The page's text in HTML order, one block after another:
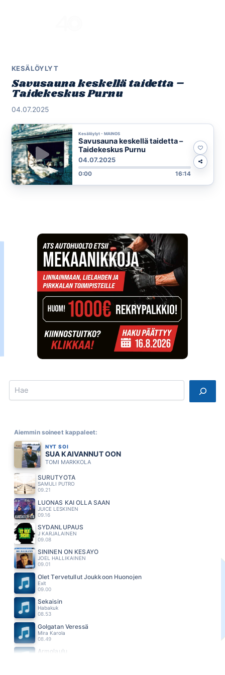
KESÄLÖYLYT
Savusauna keskellä taidetta –
Taidekeskus Purnu
04.07.2025
Kesälöylyt - MAINOS
Savusauna keskellä taidetta –
Taidekeskus Purnu
04.07.2025
0:00 16:14
Search
Aiemmin soineet kappaleet:
NYT SOI
SUA KAIVANNUT OON
TOMI MARKKOLA
SURUTYÖTÄ
SAMULI PUTRO
09.21
LUONAS KAI OLLA SAAN
JUICE LESKINEN
09.16
SYDÄNLUPAUS
J KARJALAINEN
09.08
SININEN ON KESÄYÖ
JOEL HALLIKAINEN
09.01
Olet Tervetullut Joukkoon Huonojen
Exit
09.00
Sekaisin
Habakuk
08.53
Golgatan Veressä
Mira Karola
08.49
Armolaulu